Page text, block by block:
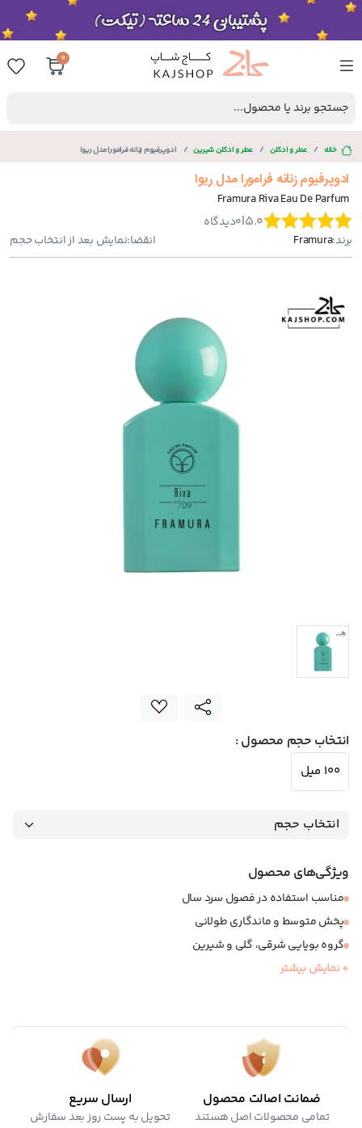
0
جستجو برند یا محصول...
خانه عطر و ادکلن عطر و ادکلن شیرین ادوپرفیوم زنانه فرامورا مدل ریوا
ادوپرفیوم زنانه فرامورا مدل ریوا
Framura Riva Eau De Parfum
5.0
|
0دیدگاه
برند:Framura انقضا:نمایش بعد از انتخاب حجم
انتخاب حجم محصول :
100 میل
ویژگی‌های محصول
مناسب استفاده در فصول سرد سال
پخش متوسط و ماندگاری طولانی
گروه بویایی شرقی، گلی و شیرین
عطری مناسب خانم ها
+ نمایش بیشتر
ضمانت اصالت محصول
تمامی محصولات اصل هستند
ارسال سریع
تحویل به پست روز بعد سفارش